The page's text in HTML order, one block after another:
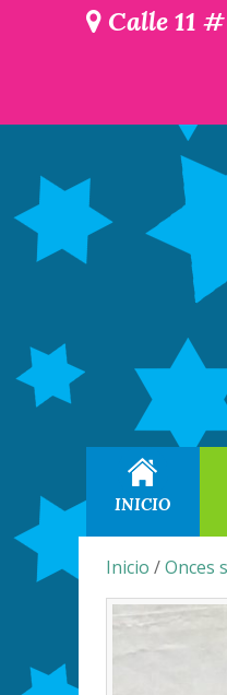
Calle 11
INICIO
Inicio /Onces